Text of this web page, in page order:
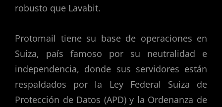
robusto que Lavabit.
Protomail tiene su base de operaciones en
Suiza, país famoso por su neutralidad e
independencia, donde sus servidores están
respaldados por la Ley Federal Suiza de
Protección de Datos (APD) y la Ordenanza de